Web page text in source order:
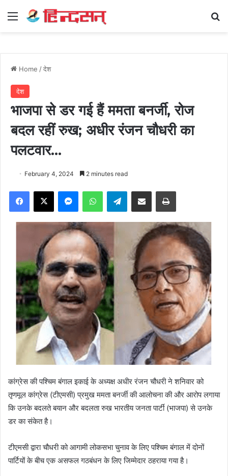
Menu
Home /देश
देश
भाजपा से डर गई हैं ममता बनर्जी, रोज
बदल रहीं रुख; अधीर रंजन चौधरी का
पलटवार…
February 4, 2024 2 minutes read
Facebook
X MessengerWhatsAppTelegramShare via Email Print
कांग्रेस की पश्चिम बंगाल इकाई के अध्यक्ष अधीर रंजन चौधरी ने शनिवार को
तृणमूल कांग्रेस (टीएमसी) प्रमुख ममता बनर्जी की आलोचना की और आरोप लगाया
कि उनके बदलते बयान और बदलता रुख भारतीय जनता पार्टी (भाजपा) से उनके
डर का संकेत है।
टीएमसी द्वारा चौधरी को आगामी लोकसभा चुनाव के लिए पश्चिम बंगाल में दोनों
पार्टियों के बीच एक असफल गठबंधन के लिए जिम्मेदार ठहराया गया है।